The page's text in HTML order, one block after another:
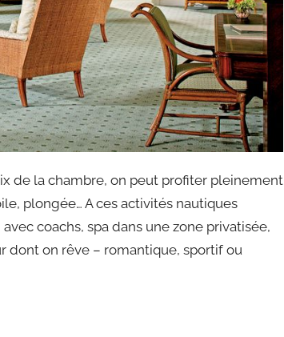
de la chambre, on peut profiter pleinement
plongée… A ces activités nautiques
coachs, spa dans une zone privatisée,
dont on rêve – romantique, sportif ou